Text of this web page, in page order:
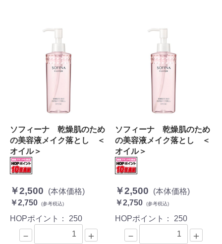
ソフィーナ 乾燥肌のため
の美容液メイク落とし ＜
オイル＞
￥2,500
(本体価格)
￥2,750
(参考税込)
HOPポイント： 250
－ ＋
ソフィーナ 乾燥肌のため
の美容液メイク落とし ＜
オイル＞
￥2,500
(本体価格)
￥2,750
(参考税込)
HOPポイント： 250
－ ＋